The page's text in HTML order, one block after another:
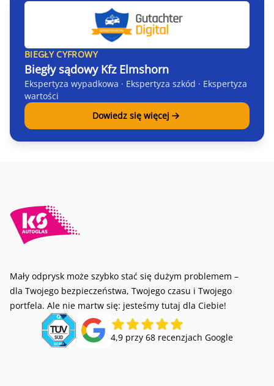
BIEGŁY CYFROWY
Biegły sądowy Kfz Elmshorn
Ekspertyza wypadkowa · Ekspertyza szkód · Ekspertyza
wartości
Dowiedz się więcej
Mały odprysk może szybko stać się dużym problemem –
dla Twojego bezpieczeństwa, Twojego czasu i Twojego
portfela. Ale nie martw się: jesteśmy tutaj dla Ciebie!
4,9 przy 68 recenzjach Google